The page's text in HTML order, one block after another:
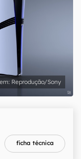
Reprodução/Sony
ficha técnica